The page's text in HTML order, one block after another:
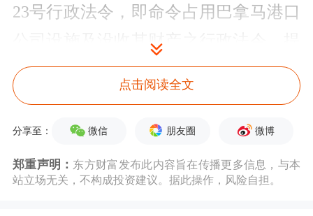
23号行政法令，即命令占用巴拿马港口
公司设施及没收其财产之行政法令，提
出行政呈请，要求予以重新考虑。同
时，
巴拿马港口公司拒绝接受巴拿马政
府不合法没收巴拿马港口公司专有及受
法律保护之文件和材料。 上述行动，乃
巴拿马港口公司继早前根据国际商会仲
点击阅读全文
分享至： 微信 朋友圈 微博
郑重声明： 东方财富发布此内容旨在传播更多信息，与本
站立场无关，不构成投资建议。据此操作，风险自担。